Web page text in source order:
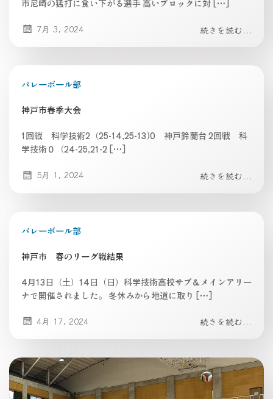
市尼崎の猛打に食い下がる選手 高いブロックに対 […]
7月 3, 2024 続きを読む...
バレーボール部
神戸市春季大会
1回戦 科学技術2（25-14,25-13)0 神戸鈴蘭台 2回戦 科
学技術０（24-25,21-2 […]
5月 1, 2024 続きを読む...
バレーボール部
神戸市 春のリーグ戦結果
4月13日（土）14日（日）科学技術高校サブ＆メインアリー
ナで開催されました。 冬休みから地道に取り […]
4月 17, 2024 続きを読む...